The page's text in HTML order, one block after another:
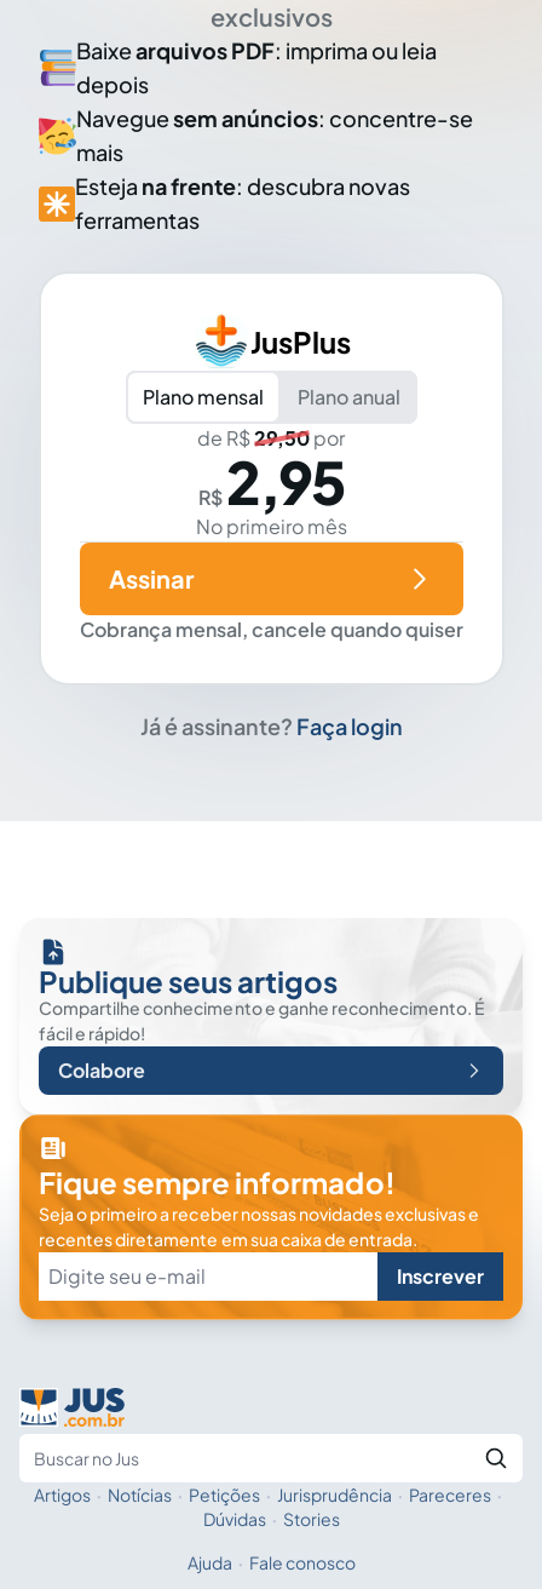
exclusivos
Baixearquivos PDF: imprima ou leia
depois
Naveguesem anúncios: concentre-se
mais
Esteja na frente: descubra novas
ferramentas
JusPlus
Plano mensal
Plano anual
de R$29,50por
R$ 2,95
No primeiro mês
Cobrança mensal, cancele quando quiser
Assinar
Já é assinante? Faça login
Publique seus artigos
Compartilhe conhecimento e ganhe reconhecimento. É
fácil e rápido!
Colabore
Fique sempre informado!
Seja o primeiro a receber nossas novidades exclusivas e
recentes diretamente em sua caixa de entrada.
Inscrever
Fale com a IA
Artigos · Notícias · Petições · Jurisprudência · Pareceres ·
Dúvidas · Stories
Ajuda · Fale conosco